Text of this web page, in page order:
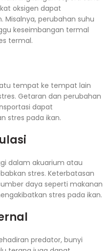
oksigen dapat
Misalnya, perubahan suhu
keseimbangan termal
termal.
tempat ke tempat lain
Getaran dan perubahan
dapat
stres pada ikan.
dalam akuarium atau
stres. Keterbatasan
daya seperti makanan
stres pada ikan.
predator, bunyi